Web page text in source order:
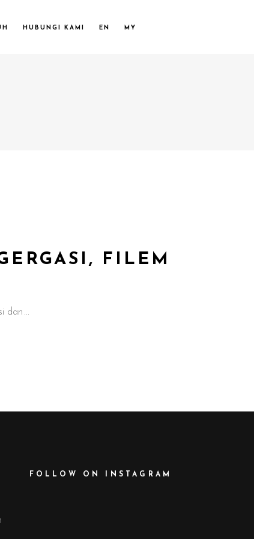
HUBUNGI KAMI EN MY
FILEM
dan
FOLLOW ON INSTAGRAM